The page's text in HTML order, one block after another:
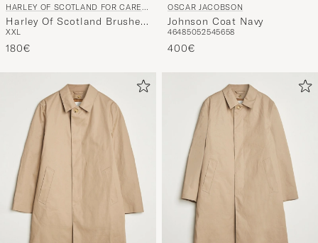
HARLEY OF SCOTLAND FOR CARE
OF CARL
Harley Of Scotland Brushed
Supersoft Lambswool V-
Neck Vanilla
XXL
180€
OSCAR JACOBSON
Johnson Coat Navy
46485052545658
400€